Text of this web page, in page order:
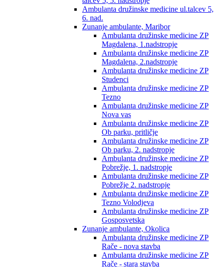
Ambulanta družinske medicine ul.talcev 5,
6. nad.
Zunanje ambulante, Maribor
Ambulanta družinske medicine ZP
Magdalena, 1.nadstropje
Ambulanta družinske medicine ZP
Magdalena, 2.nadstropje
Ambulanta družinske medicine ZP
Studenci
Ambulanta družinske medicine ZP
Tezno
Ambulanta družinske medicine ZP
Nova vas
Ambulanta družinske medicine ZP
Ob parku, pritličje
Ambulanta družinske medicine ZP
Ob parku, 2. nadstropje
Ambulanta družinske medicine ZP
Pobrežje, 1. nadstropje
Ambulanta družinske medicine ZP
Pobrežje 2. nadstropje
Ambulanta družinske medicine ZP
Tezno Volodjeva
Ambulanta družinske medicine ZP
Gosposvetska
Zunanje ambulante, Okolica
Ambulanta družinske medicine ZP
Rače - nova stavba
Ambulanta družinske medicine ZP
Rače - stara stavba